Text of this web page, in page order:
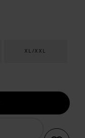
XL/XXL